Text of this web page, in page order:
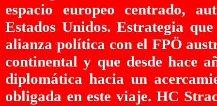
espacio europeo centrado,
Estados Unidos. Estrategia
alianza política con el FPÖ
continental y que desde hace
diplomática hacia un
obligada en este viaje. HC